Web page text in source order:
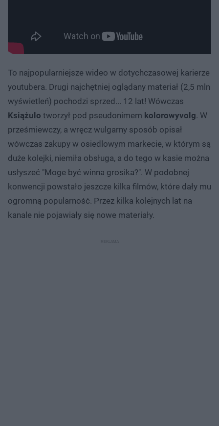
To najpopularniejsze wideo w dotychczasowej karierze
youtubera. Drugi najchętniej oglądany materiał (2,5 mln
wyświetleń) pochodzi sprzed... 12 lat! Wówczas
Książulo tworzył pod pseudonimem kolorowyvolg. W
prześmiewczy, a wręcz wulgarny sposób opisał
wówczas zakupy w osiedlowym markecie, w którym są
duże kolejki, niemiła obsługa, a do tego w kasie można
usłyszeć "Moge być winna grosika?". W podobnej
konwencji powstało jeszcze kilka filmów, które dały mu
ogromną popularność. Przez kilka kolejnych lat na
kanale nie pojawiały się nowe materiały.